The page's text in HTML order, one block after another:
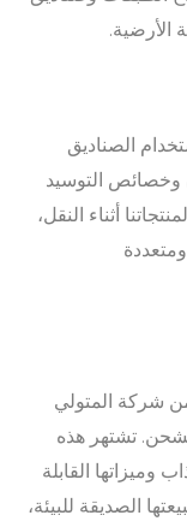
الأرضية.
الصناديق
وخصائص التوسيد
أثناء النقل،
شركة المتولي
تشتهر هذه
وميزاتها القابلة
الصديقة للبيئة،